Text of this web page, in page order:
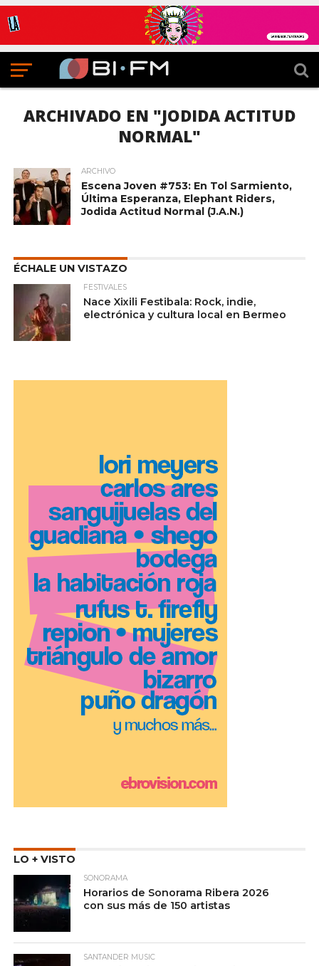
ARCHIVADO EN "JODIDA ACTITUD
NORMAL"
ARCHIVO
Escena Joven #753: En Tol Sarmiento,
Última Esperanza, Elephant Riders,
Jodida Actitud Normal (J.A.N.)
ÉCHALE UN VISTAZO
FESTIVALES
Nace Xixili Festibala: Rock, indie,
electrónica y cultura local en Bermeo
LO + VISTO
SONORAMA
Horarios de Sonorama Ribera 2026
con sus más de 150 artistas
SANTANDER MUSIC